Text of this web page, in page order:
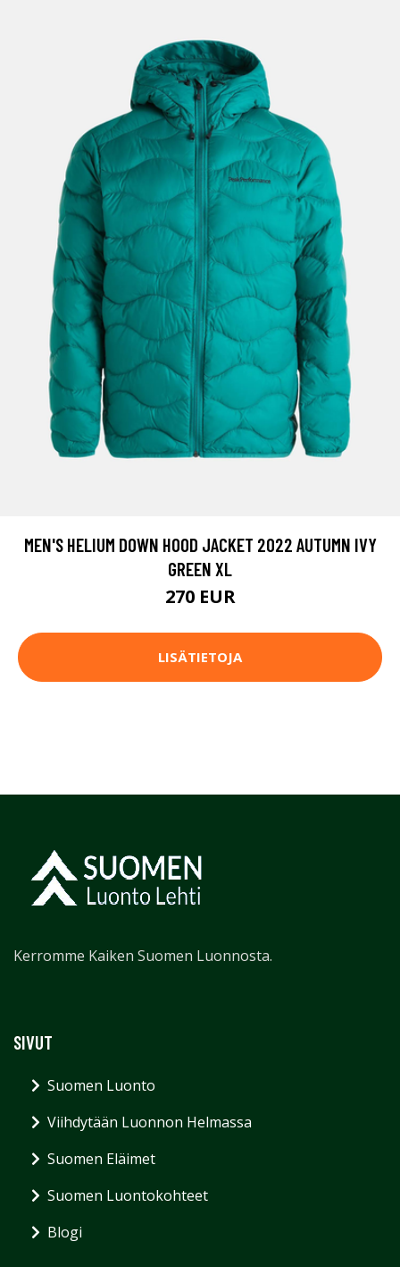
MEN'S HELIUM DOWN HOOD JACKET 2022 AUTUMN IVY
GREEN XL
270 EUR
LISÄTIETOJA
Kerromme Kaiken Suomen Luonnosta.
SIVUT
Suomen Luonto
Viihdytään Luonnon Helmassa
Suomen Eläimet
Suomen Luontokohteet
Blogi